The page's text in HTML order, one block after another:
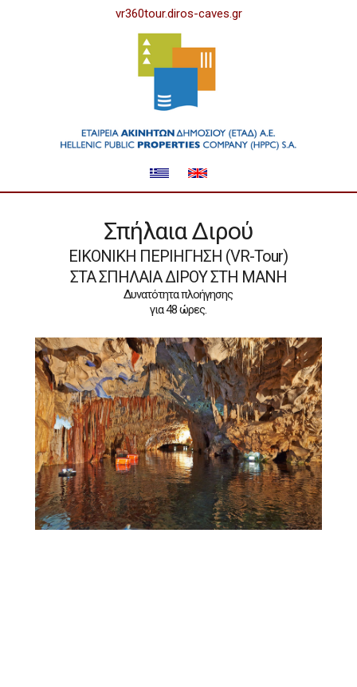
vr360tour.diros-caves.gr
Σπήλαια Διρού
EIKONIKH ΠΕΡΙΗΓΗΣΗ (VR-Tour)
ΣΤΑ ΣΠΗΛΑΙΑ ΔΙΡΟΥ ΣΤΗ ΜΑΝΗ
Δυνατότητα πλοήγησης
για 48 ώρες.